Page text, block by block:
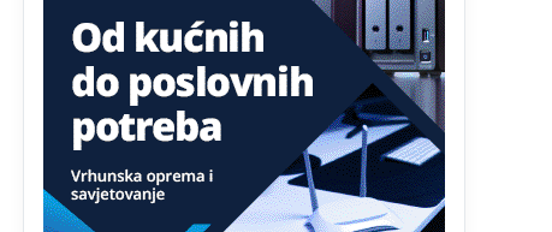
Drzi pod kontrolom tri stvari jezik,karakter i
ponasanje...Uzivotu brani tri stvari:cast,prijatelja i
slabije.Iz
zivota iskljuci tri stvari uvredu,neznanje
zavist.Svedok si ziv gaji tri stvari
dobrotu,pamet i prijateljstvo!!
Анонимно2806721